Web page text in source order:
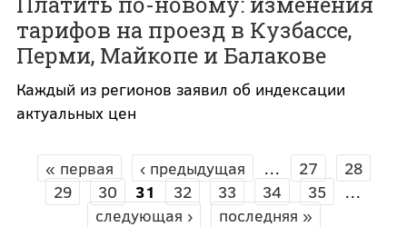
тарифов на проезд в Кузбассе,
Перми, Майкопе и Балакове
Каждый из регионов заявил об индексации
актуальных цен
СТРАНИЦЫ
« первая ‹ предыдущая … 27
28
29
30 31 32 33 34 35
…
следующая ›
последняя »